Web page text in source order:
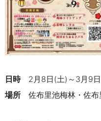
日時2月8日(土)～3月9日
場所 佐布里池梅林・佐布